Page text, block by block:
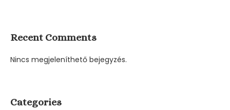
Recent Comments
Nincs megjeleníthető bejegyzés.
Categories